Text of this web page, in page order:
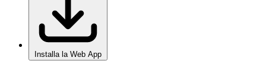
Installa la Web App